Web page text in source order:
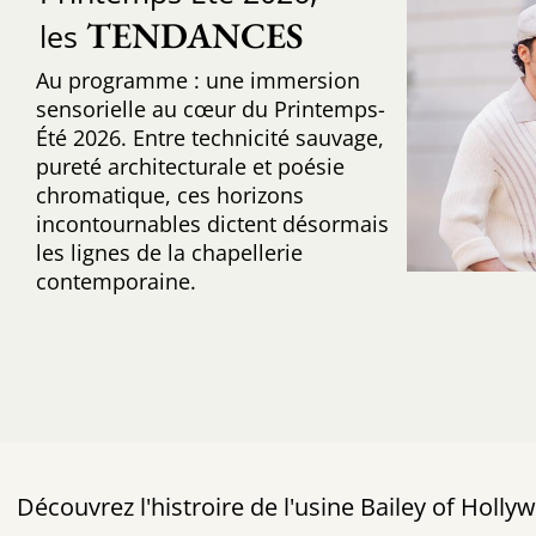
les TENDANCES
Au programme : une immersion
sensorielle au cœur du Printemps-
Été 2026. Entre technicité sauvage,
pureté architecturale et poésie
chromatique, ces horizons
incontournables dictent désormais
les lignes de la chapellerie
contemporaine.
Découvrez l'histroire de l'usine Bailey of